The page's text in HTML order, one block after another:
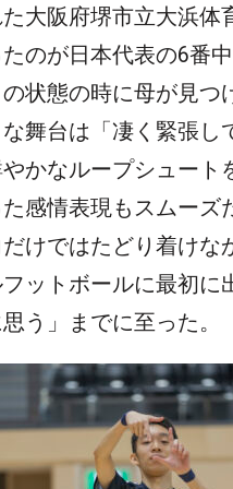
大阪府堺市立大浜体
のが日本代表の6番
状態の時に母が見つ
舞台は「凄く緊張し
かなループシュート
感情表現もスムーズ
だけではたどり着け
ットボールに最初に
う」までに至った。